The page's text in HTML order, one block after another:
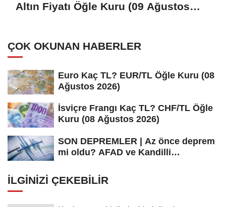
Altın Fiyatı Öğle Kuru (09 Ağustos
ÇOK OKUNAN HABERLER
Euro Kaç TL? EUR/TL Öğle Kuru (08
Ağustos 2026)
İsviçre Frangı Kaç TL? CHF/TL Öğle
Kuru (08 Ağustos 2026)
SON DEPREMLER | Az önce deprem
mi oldu? AFAD ve Kandilli
İLGINIZI ÇEKEBILIR